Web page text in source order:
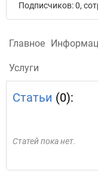
Подписчиков: 0,
Главное
Услуги
Статьи (0):
Статей пока нет.